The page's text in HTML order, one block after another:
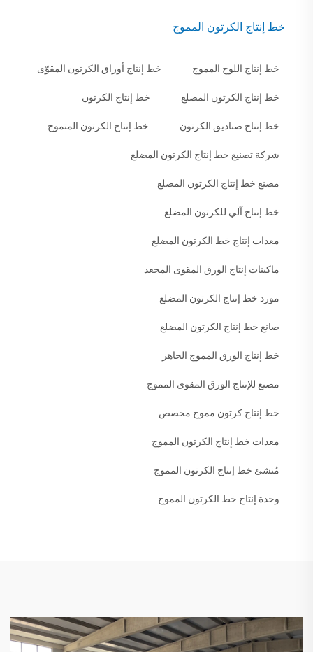
خط إنتاج الكرتون المموج
خط إنتاج اللوح المموج خط إنتاج أوراق الكرتون المقوّى
خط إنتاج الكرتون المضلع خط إنتاج الكرتون
خط إنتاج صناديق الكرتون خط إنتاج الكرتون المتموج
شركة تصنيع خط إنتاج الكرتون المضلع
مصنع خط إنتاج الكرتون المضلع
خط إنتاج آلي للكرتون المضلع
معدات إنتاج خط الكرتون المضلع
ماكينات إنتاج الورق المقوى المجعد
مورد خط إنتاج الكرتون المضلع
صانع خط إنتاج الكرتون المضلع
خط إنتاج الورق المموج الجاهز
مصنع للإنتاج الورق المقوى المموج
خط إنتاج كرتون مموج مخصص
معدات خط إنتاج الكرتون المموج
مُنشئ خط إنتاج الكرتون المموج
وحدة إنتاج خط الكرتون المموج